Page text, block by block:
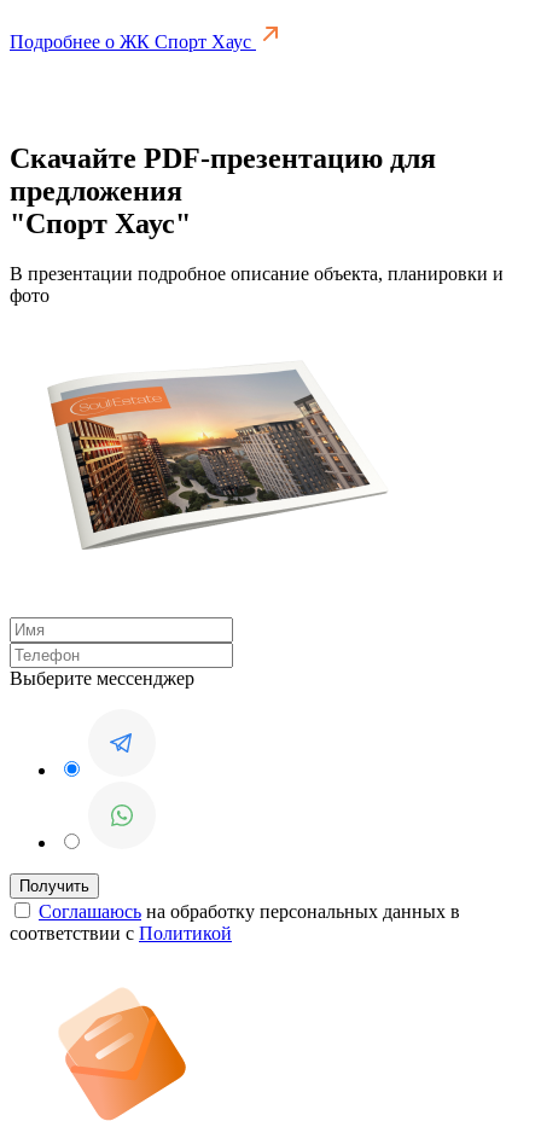
Подробнее о ЖК Спорт Хаус
Скачайте PDF-презентацию для
предложения
"Спорт Хаус"
В презентации подробное описание объекта, планировки и
фото
Выберите мессенджер
Соглашаюсь на обработку персональных данных в
соответствии с Политикой